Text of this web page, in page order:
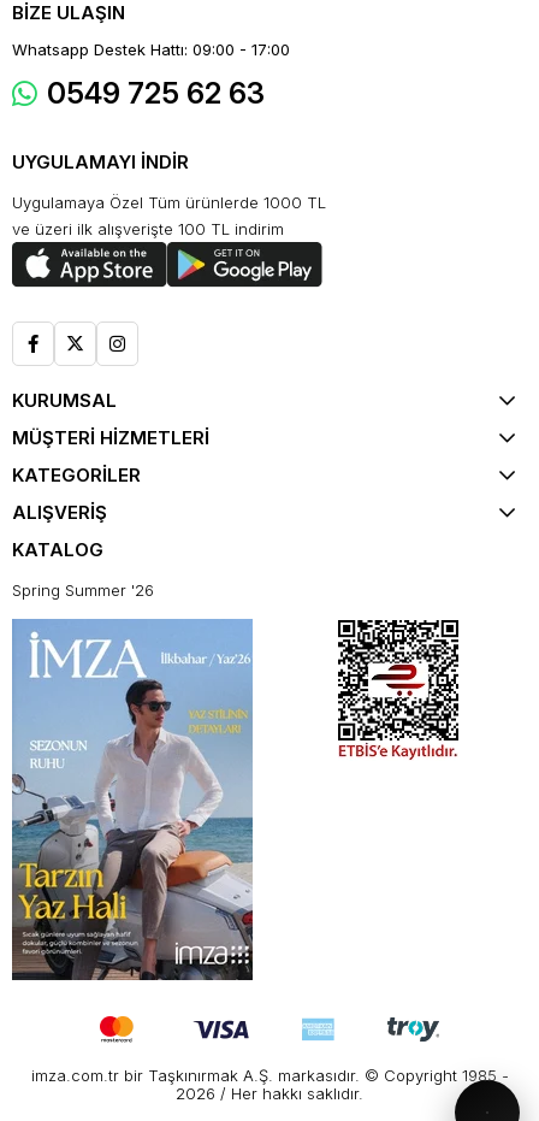
BİZE ULAŞIN
Whatsapp Destek Hattı: 09:00 - 17:00
0549 725 62 63
UYGULAMAYI İNDİR
Uygulamaya Özel Tüm ürünlerde 1000 TL
ve üzeri ilk alışverişte 100 TL indirim
KURUMSAL
MÜŞTERİ HİZMETLERİ
KATEGORİLER
ALIŞVERİŞ
KATALOG
Spring Summer '26
imza.com.tr bir Taşkınırmak A.Ş. markasıdır. © Copyright 1985 -
2026 / Her hakkı saklıdır.